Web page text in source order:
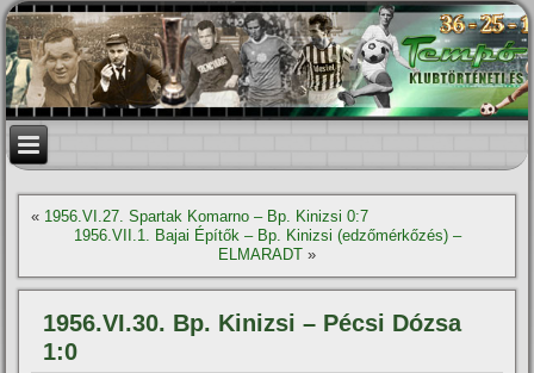
« 1956.VI.27. Spartak Komarno – Bp. Kinizsi 0:7
1956.VII.1. Bajai Építők – Bp. Kinizsi (edzőmérkőzés) –
ELMARADT »
1956.VI.30. Bp. Kinizsi – Pécsi Dózsa
1:0